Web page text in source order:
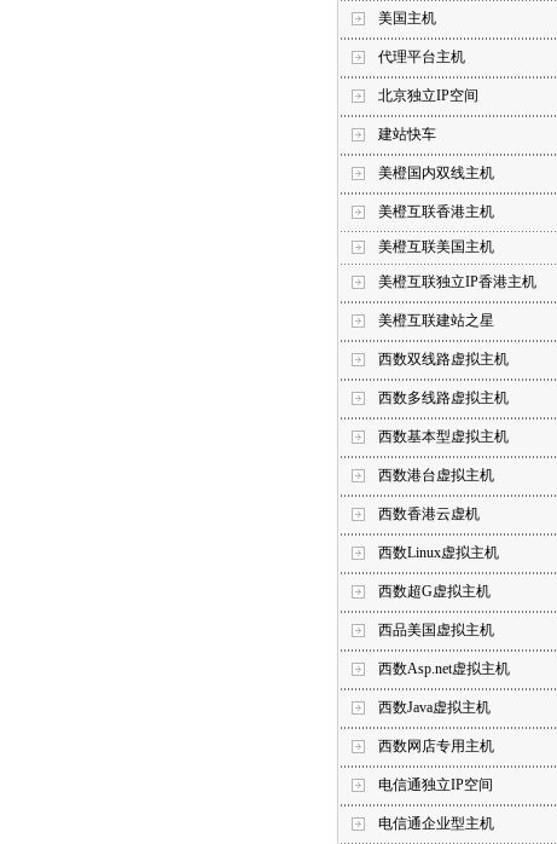
美国主机
代理平台主机
北京独立IP空间
建站快车
美橙国内双线主机
美橙互联香港主机
美橙互联美国主机
美橙互联独立IP香港主机
美橙互联建站之星
西数双线路虚拟主机
西数多线路虚拟主机
西数基本型虚拟主机
西数港台虚拟主机
西数香港云虚机
西数Linux虚拟主机
西数超G虚拟主机
西品美国虚拟主机
西数Asp.net虚拟主机
西数Java虚拟主机
西数网店专用主机
电信通独立IP空间
电信通企业型主机